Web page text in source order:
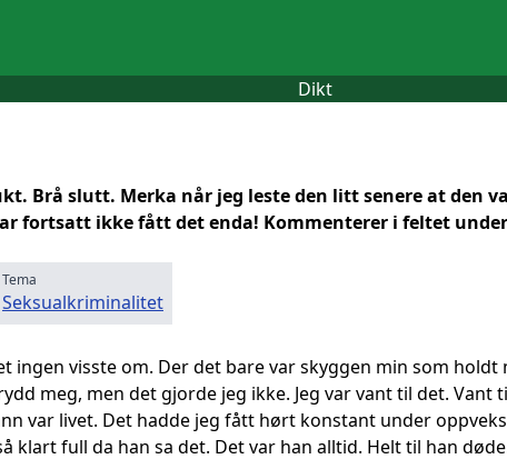
Dikt
Brå slutt. Merka når jeg leste den litt senere at den
fortsatt ikke fått det enda! Kommenterer i feltet
Tema
Seksualkriminalitet
ingen visste om. Der det bare var skyggen min som holdt
meg, men det gjorde jeg ikke. Jeg var vant til det. Vant
var livet. Det hadde jeg fått hørt konstant under
klart full da han sa det. Det var han alltid. Helt til han